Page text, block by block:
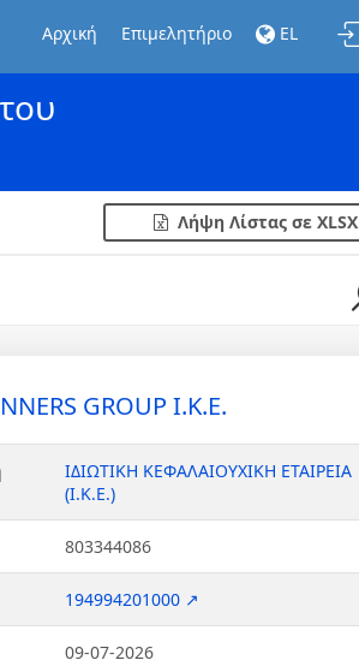
Αρχική Επιμελητήριο EL
Λήψη Λίστας σε XLSX
GROUP Ι.Κ.Ε.
ΙΔΙΩΤΙΚΗ ΚΕΦΑΛΑΙΟΥΧΙΚΗ ΕΤΑΙΡΕΙΑ
(Ι.Κ.Ε.)
803344086
194994201000 ↗
09-07-2026